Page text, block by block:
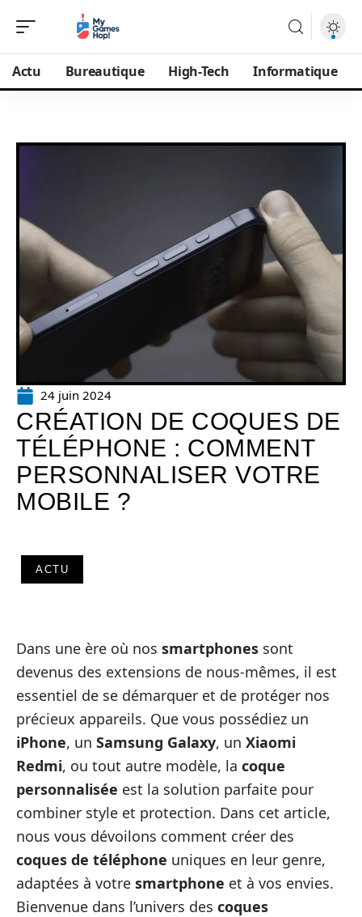
Actu Bureautique High-Tech Informatique
24 juin 2024
CRÉATION DE COQUES DE
TÉLÉPHONE : COMMENT
PERSONNALISER VOTRE
MOBILE ?
ACTU
Dans une ère où nos smartphones sont
devenus des extensions de nous-mêmes, il est
essentiel de se démarquer et de protéger nos
précieux appareils. Que vous possédiez un
iPhone, un Samsung Galaxy, un Xiaomi
Redmi, ou tout autre modèle, la coque
personnalisée est la solution parfaite pour
combiner style et protection. Dans cet article,
nous vous dévoilons comment créer des
coques de téléphone uniques en leur genre,
adaptées à votre smartphone et à vos envies.
Bienvenue dans l’univers des coques